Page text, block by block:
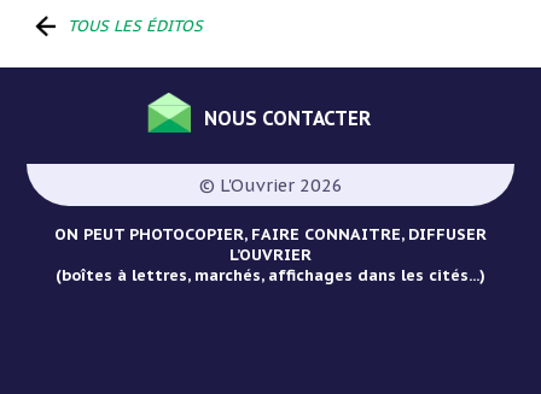
TOUS LES ÉDITOS
Pied
de
page
NOUS CONTACTER
© L'Ouvrier 2026
ON PEUT PHOTOCOPIER, FAIRE CONNAITRE, DIFFUSER
L’OUVRIER
(boîtes à lettres, marchés, affichages dans les cités...)